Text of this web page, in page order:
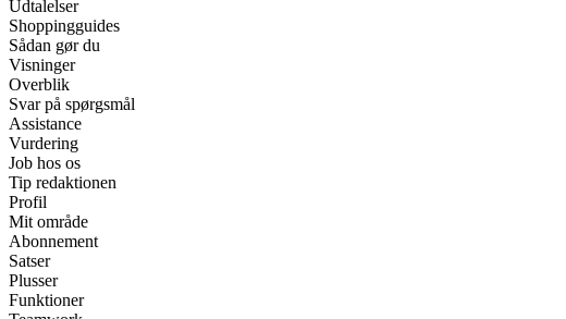
Udtalelser
Shoppingguides
Sådan gør du
Visninger
Overblik
Svar på spørgsmål
Assistance
Vurdering
Job hos os
Tip redaktionen
Profil
Mit område
Abonnement
Satser
Plusser
Funktioner